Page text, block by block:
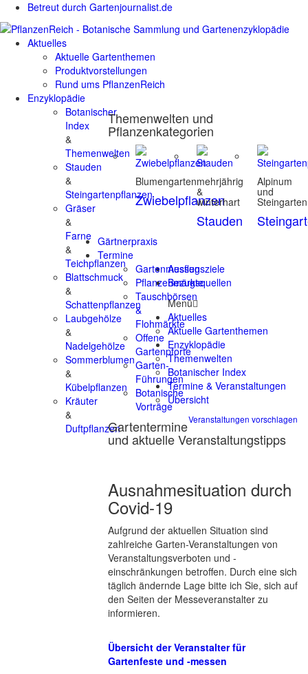
Betreut durch Gartenjournalist.de
Aktuelles
Aktuelle Gartenthemen
Produktvorstellungen
Rund ums PflanzenReich
Enzyklopädie
Botanischer
Index
&
Themenwelten
Stauden
&
Steingartenpflanzen
Gräser
&
Farne
&
Teichpflanzen
Blattschmuck
&
Schattenpflanzen
Laubgehölze
&
Nadelgehölze
Sommerblumen
&
Kübelpflanzen
Kräuter
&
Duftpflanzen
Themenwelten und
Pflanzenkategorien
Blumengarten
Zwiebelpflanzen
mehrjährig
&
winterhart
Stauden
Alpinum
und
Steingarten
Gärtnerpraxis
Termine
Gartenmessen
Pflanzenmärkte
Tauschbörsen
&
Flohmärkte
Offene
Gartenpforte
Garten-
Führungen
Botanische
Vorträge
Veranstaltungen vorschlagen
Gartentermine
und aktuelle Veranstaltungstipps
Ausnahmesituation durch
Covid-19
Aufgrund der aktuellen Situation sind
zahlreiche Garten-Veranstaltungen von
Veranstaltungsverboten und -
einschränkungen betroffen. Durch eine sich
täglich ändernde Lage bitte ich Sie, sich auf
den Seiten der Messeveranstalter zu
informieren.
Übersicht der Veranstalter für
Gartenfeste und -messen
Ausflugsziele
Bezugsquellen
Menü
Aktuelles
Aktuelle Gartenthemen
Enzyklopädie
Themenwelten
Botanischer Index
Termine & Veranstaltungen
Übersicht